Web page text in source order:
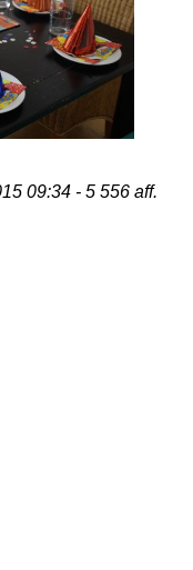
09:34 - 5 556 aff.